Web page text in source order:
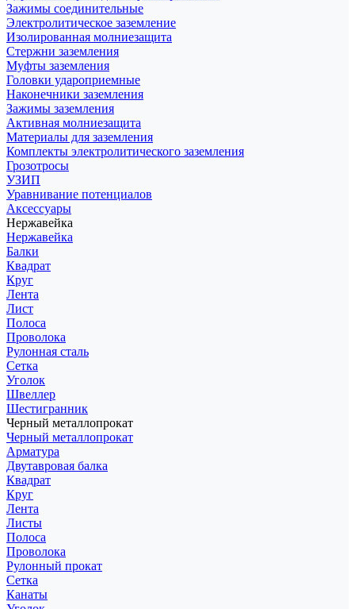
Зажимы соединительные
Электролитическое заземление
Изолированная молниезащита
Стержни заземления
Муфты заземления
Головки удароприемные
Наконечники заземления
Зажимы заземления
Активная молниезащита
Материалы для заземления
Комплекты электролитического заземления
Грозотросы
УЗИП
Уравнивание потенциалов
Аксессуары
Нержавейка
Нержавейка
Балки
Квадрат
Круг
Лента
Лист
Полоса
Проволока
Рулонная сталь
Сетка
Уголок
Швеллер
Шестигранник
Черный металлопрокат
Черный металлопрокат
Арматура
Двутавровая балка
Квадрат
Круг
Лента
Листы
Полоса
Проволока
Рулонный прокат
Сетка
Канаты